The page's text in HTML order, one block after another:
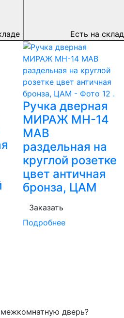
Есть на
Ручка дверная
МИРАЖ MH-14
MAB
раздельная на
круглой розетке
цвет античная
бронза, ЦАМ
Заказать
Подробнее
дверь?